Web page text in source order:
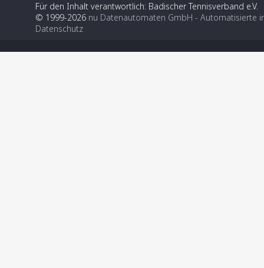
Für den Inhalt verantwortlich: Badischer Tennisverband e.V.
© 1999-2026 nu Datenautomaten GmbH - Automatisierte
Datenschutz